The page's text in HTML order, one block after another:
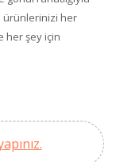
ürünlerinizi her
her şey için